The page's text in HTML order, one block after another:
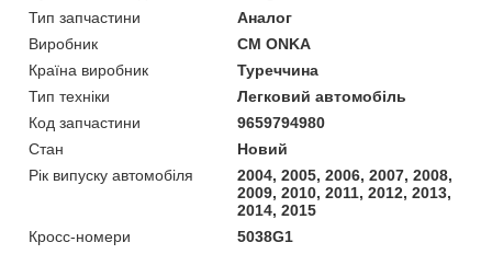
Тип запчастини
Аналог
Виробник
CM ONKA
Країна виробник
Туреччина
Тип техніки
Легковий автомобіль
Код запчастини
9659794980
Стан
Новий
Рік випуску автомобіля
2004, 2005, 2006, 2007, 2008,
2009, 2010, 2011, 2012, 2013,
2014, 2015
Кросс-номери
5038G1